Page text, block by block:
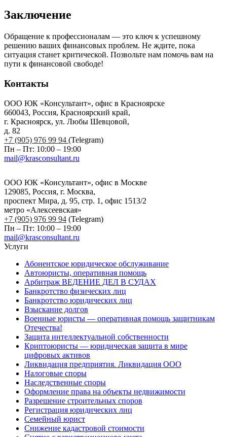
Заключение
Обращение к профессионалам — это ключ к успешному
решению ваших финансовых проблем. Не ждите, пока
ситуация станет критической. Позвольте нам помочь вам на
пути к финансовой свободе!
Контакты
ООО ЮК «Консультант», офис в Красноярске
660043, Россия, Красноярский край,
г. Красноярск, ул. Любы Шевцовой,
д. 82
+7 (905) 976 99 94 (Telegram)
Пн – Пт: 10:00 – 19:00
mail@krasconsultant.ru
ООО ЮК «Консультант», офис в Москве
129085, Россия, г. Москва,
проспект Мира, д. 95, стр. 1, офис 1513/2
метро «Алексеевская»
+7 (905) 976 99 94 (Telegram)
Пн – Пт: 10:00 – 19:00
mail@krasconsultant.ru
Услуги
Абонентское юридическое обслуживание
Автоюристы, оперативная помощь
Арбитраж ВЕДЕНИЕ ДЕЛ В СУДАХ
Банкротство физических лиц
Банкротство юридических лиц
Взыскание долгов
Военные юристы — оперативная помощь защитникам
Отечества!
Защита интеллектуальной собственности
Криптоюристы — юридическая защита в мире
цифровых активов
Ликвидация предприятия. Ликвидация ООО
Налоговые споры
Наследственные споры
Оформление права на объекты недвижимости
Разрешение строительных споров
Регистрация юридических лиц
Семейный юрист
Снижение кадастровой стоимости